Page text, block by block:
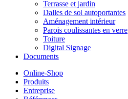
Terrasse et jardin
Dalles de sol autoportantes
Aménagement intérieur
Parois coulissantes en verre
Toiture
Digital Signage
Documents
Online-Shop
Produits
Entreprise